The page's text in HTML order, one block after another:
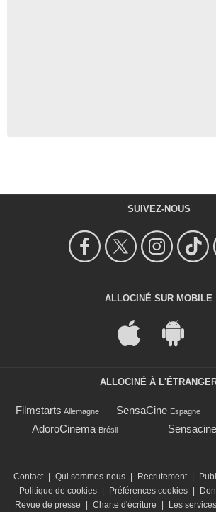
SUIVEZ-NOUS
ALLOCINÉ SUR MOBILE
ALLOCINÉ À
Filmstarts Allemagne SensaCine Espagne
AdoroCinema Brésil
Contact Qui sommes-nous Recrutement
Politique de cookies
Préférences cookies
Revue de presse
Charte d'écriture Les